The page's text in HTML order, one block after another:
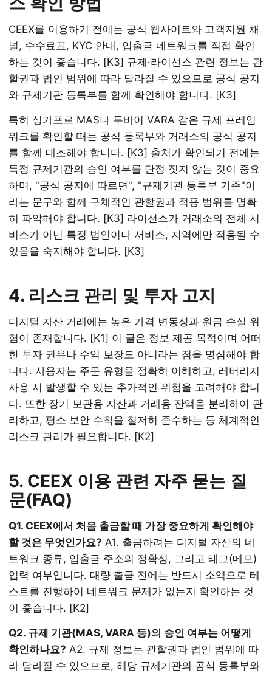
CEEX를 이용하기 전에는 공식 웹사이트와 고객지원 채
널, 수수료표, KYC 안내, 입출금 네트워크를 직접 확인
하는 것이 좋습니다. [K3] 규제·라이선스 관련 정보는 관
할권과 법인 범위에 따라 달라질 수 있으므로 공식 공지
와 규제기관 등록부를 함께 확인해야 합니다. [K3]
특히 싱가포르 MAS나 두바이 VARA 같은 규제 프레임
워크를 확인할 때는 공식 등록부와 거래소의 공식 공지
를 함께 대조해야 합니다. [K3] 출처가 확인되기 전에는
특정 규제기관의 승인 여부를 단정 짓지 않는 것이 중요
하며, "공식 공지에 따르면", "규제기관 등록부 기준"이
라는 문구와 함께 구체적인 관할권과 적용 범위를 명확
히 파악해야 합니다. [K3] 라이선스가 거래소의 전체 서
비스가 아닌 특정 법인이나 서비스, 지역에만 적용될 수
있음을 숙지해야 합니다. [K3]
4. 리스크 관리 및 투자 고지
디지털 자산 거래에는 높은 가격 변동성과 원금 손실 위
험이 존재합니다. [K1] 이 글은 정보 제공 목적이며 어떠
한 투자 권유나 수익 보장도 아니라는 점을 명심해야 합
니다. 사용자는 주문 유형을 정확히 이해하고, 레버리지
사용 시 발생할 수 있는 추가적인 위험을 고려해야 합니
다. 또한 장기 보관용 자산과 거래용 잔액을 분리하여 관
리하고, 평소 보안 수칙을 철저히 준수하는 등 체계적인
리스크 관리가 필요합니다. [K2]
5. CEEX 이용 관련 자주 묻는 질
문(FAQ)
Q1. CEEX에서 처음 출금할 때 가장 중요하게 확인해야
할 것은 무엇인가요? A1. 출금하려는 디지털 자산의 네
트워크 종류, 입출금 주소의 정확성, 그리고 태그(메모)
입력 여부입니다. 대량 출금 전에는 반드시 소액으로 테
스트를 진행하여 네트워크 문제가 없는지 확인하는 것
이 좋습니다. [K2]
Q2. 규제 기관(MAS, VARA 등)의 승인 여부는 어떻게
확인하나요? A2. 규제 정보는 관할권과 법인 범위에 따
라 달라질 수 있으므로, 해당 규제기관의 공식 등록부와